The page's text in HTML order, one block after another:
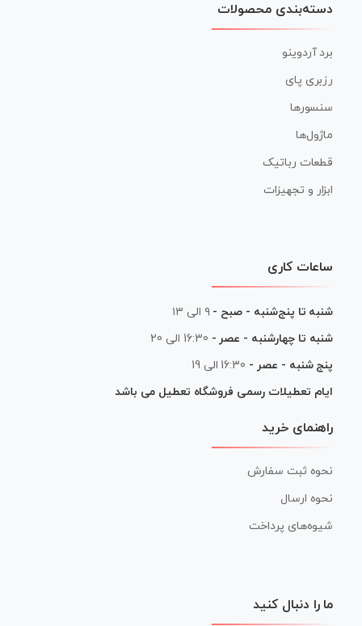
دسته‌بندی محصولات
برد آردوینو
رزبری پای
سنسورها
ماژول‌ها
قطعات رباتیک
ابزار و تجهیزات
ساعات کاری
شنبه تا پنج‌شنبه - صبح - ۹ الی ۱۳
شنبه تا چهارشنبه - عصر - 16:30 الی 20
پنج شنبه - عصر - 16:30 الی 19
ایام تعطیلات رسمی فروشگاه تعطیل می باشد
راهنمای خرید
نحوه ثبت سفارش
نحوه ارسال
شیوه‌های پرداخت
ما را دنبال کنید